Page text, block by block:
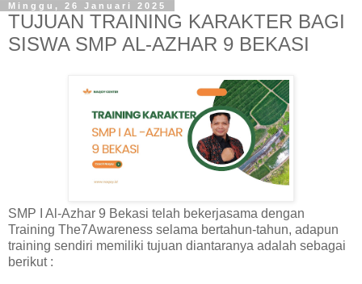
Minggu, 26 Januari 2025
TUJUAN TRAINING KARAKTER BAGI
SISWA SMP AL-AZHAR 9 BEKASI
SMP I Al-Azhar 9 Bekasi telah bekerjasama dengan
Training The7Awareness selama bertahun-tahun, adapun
training sendiri memiliki tujuan diantaranya adalah sebagai
berikut :